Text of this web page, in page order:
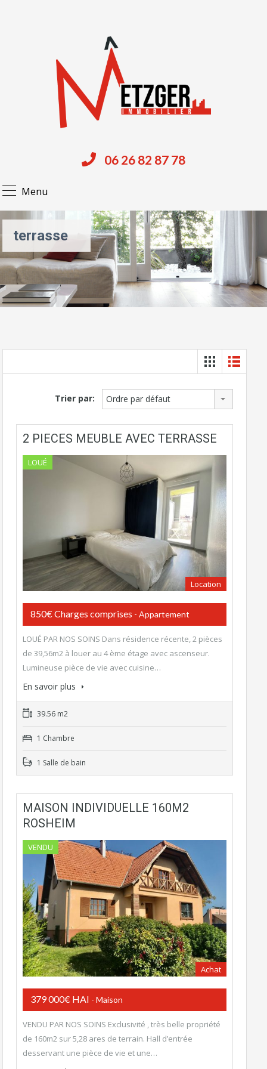
Menu
06 26 82 87 78
terrasse
Trier par: Ordre par défaut
2 PIECES MEUBLE AVEC TERRASSE
LOUÉ
Location
850€ Charges comprises - Appartement
LOUÉ PAR NOS SOINS Dans résidence récente, 2 pièces
de 39,56m2 à louer au 4 ème étage avec ascenseur.
Lumineuse pièce de vie avec cuisine…
En savoir plus
39.56 m2
1 Chambre
1 Salle de bain
MAISON INDIVIDUELLE 160M2
ROSHEIM
VENDU
Achat
379 000€ HAI - Maison
VENDU PAR NOS SOINS Exclusivité , très belle propriété
de 160m2 sur 5,28 ares de terrain. Hall d’entrée
desservant une pièce de vie et une…